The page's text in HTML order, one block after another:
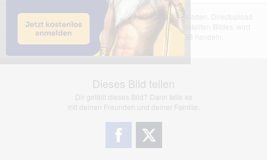
Das dargestellte Bild wurde von einem Nutzer hochgeladen. Directupload
übernimmt keinerlei Haftung für den Inhalt des dargestellten Bildes, wird
jedoch bei Verstößen nach §2(3) unserer AGB handeln.
Dieses Bild teilen
Dir gefällt dieses Bild? Dann teile es
mit deinen Freunden und deiner Familie.